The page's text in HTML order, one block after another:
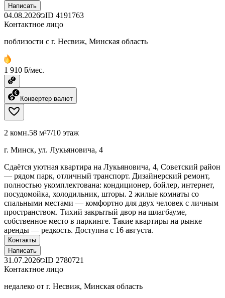
Написать
04.08.2026 ID 4191763
Контактное лицо
поблизости с г. Несвиж, Минская область
1 910 ƃ/мес.
Конвертер валют
2 комн.58 м²7/10 этаж
г. Минск, ул. Лукьяновича, 4
Сдаётся уютная квартира на Лукьяновича, 4, Советский район
— рядом парк, отличный транспорт. Дизайнерский ремонт,
полностью укомплектована: кондиционер, бойлер, интернет,
посудомойка, холодильник, шторы. 2 жилые комнаты со
спальными местами — комфортно для двух человек с личным
пространством. Тихий закрытый двор на шлагбауме,
собственное место в паркинге. Такие квартиры на рынке
аренды — редкость. Доступна с 16 августа.
Контакты
Написать
31.07.2026 ID 2780721
Контактное лицо
недалеко от г. Несвиж, Минская область